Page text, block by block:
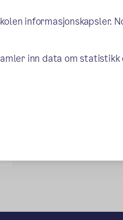
informasjonskapsler.
inn data om